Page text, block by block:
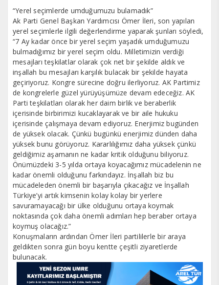
“Yerel seçimlerde umduğumuzu bulamadık”
Ak Parti Genel Başkan Yardımcısı Ömer İleri, son yapılan
yerel seçimlerle ilgili değerlendirme yaparak şunları söyledi,
“7 Ay kadar önce bir yerel seçim yaşadık umduğumuzu
bulmadığımız bir yerel seçim oldu. Milletimizin verdiği
mesajları teşkilatlar olarak çok net bir şekilde aldık ve
inşallah bu mesajları karşılık bulacak bir şekilde hayata
geçiriyoruz. Kongre sürecine doğru ilerliyoruz. AK Partimiz
de kongrelerle güzel yürüyüşümüze devam edeceğiz. AK
Parti teşkilatları olarak her daim birlik ve beraberlik
içerisinde birbirimizi kucaklayarak ve bir aile hukuku
içerisinde çalışmaya devam ediyoruz. Enerjimiz bugünden
de yüksek olacak. Çünkü bugünkü enerjimiz dünden daha
yüksek bunu görüyoruz. Kararlılığımız daha yüksek çünkü
geldiğimiz aşamanın ne kadar kritik olduğunu biliyoruz.
Önümüzdeki 3-5 yılda ortaya koyacağımız mücadelenin ne
kadar önemli olduğunu farkındayız. İnşallah biz bu
mücadeleden önemli bir başarıyla çıkacağız ve İnşallah
Türkiye’yi artık kimsenin kolay kolay bir yerlere
savuramayacağı bir ülke olduğunu ortaya koymak
noktasında çok daha önemli adımları hep beraber ortaya
koymuş olacağız.”
Konuşmaların ardından Ömer İleri partililerle bir araya
geldikten sonra gün boyu kentte çeşitli ziyaretlerde
bulunacak.